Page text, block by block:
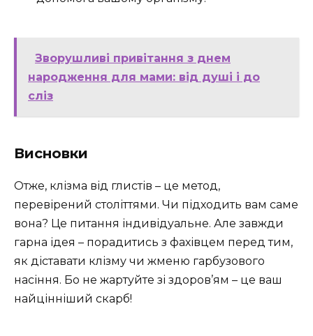
Зворушливі привітання з днем
народження для мами: від душі і до
сліз
Висновки
Отже, клізма від глистів – це метод,
перевірений століттями. Чи підходить вам саме
вона? Це питання індивідуальне. Але завжди
гарна ідея – порадитись з фахівцем перед тим,
як діставати клізму чи жменю гарбузового
насіння. Бо не жартуйте зі здоров’ям – це ваш
найцінніший скарб!